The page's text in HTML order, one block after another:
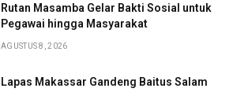
Rutan Masamba Gelar Bakti Sosial untuk
Pegawai hingga Masyarakat
AGUSTUS 8, 2026
Lapas Makassar Gandeng Baitus Salam